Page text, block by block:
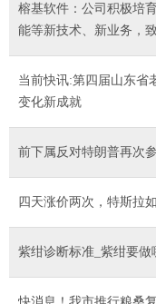
榕基软件：公司积极培
能等新技术、新业务，
当前快讯:第四届山东省
变化新成就
前下属反对特朗普再次
四天涨价两次，特斯拉
紫绀诊断标准_紫绀要做